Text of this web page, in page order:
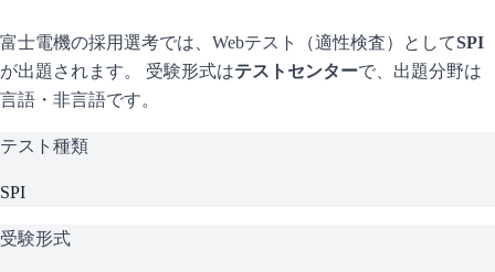
富士電機の採用選考では、Webテスト（適性検査）としてSPI
が出題されます。 受験形式はテストセンターで、 出題分野は
言語・非言語です。
テスト種類
SPI
受験形式